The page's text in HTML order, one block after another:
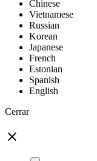
Chinese
Vietnamese
Russian
Korean
Japanese
French
Estonian
Spanish
English
Cerrar